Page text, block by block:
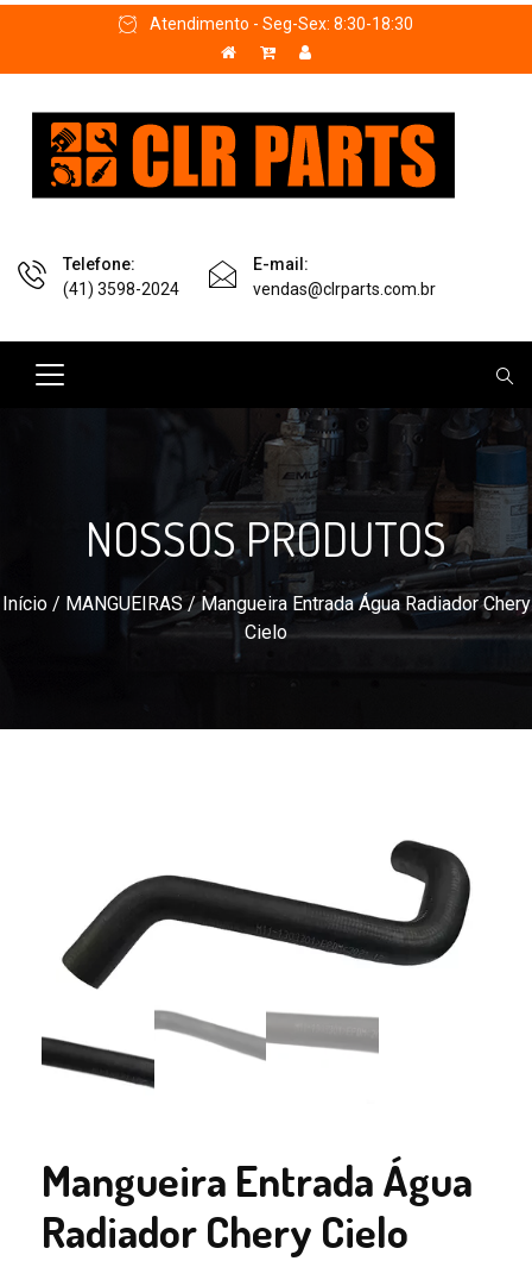
Atendimento - Seg-Sex: 8:30-18:30
Telefone:
(41) 3598-2024
E-mail:
vendas@clrparts.com.br
NOSSOS PRODUTOS
Início/ MANGUEIRAS/ Mangueira Entrada Água Radiador Chery
Cielo
Mangueira Entrada Água
Radiador Chery Cielo